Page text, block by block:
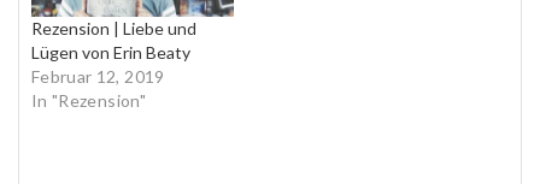
Rezension | Liebe und
Lügen von Erin Beaty
Februar 12, 2019
In "Rezension"